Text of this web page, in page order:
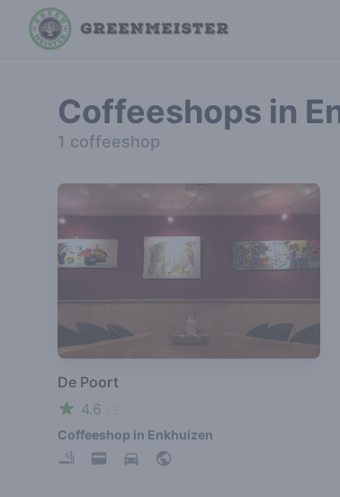
Coffeeshops in
1 coffeeshop
De Poort
4.6
Coffeeshop in Enkhuizen